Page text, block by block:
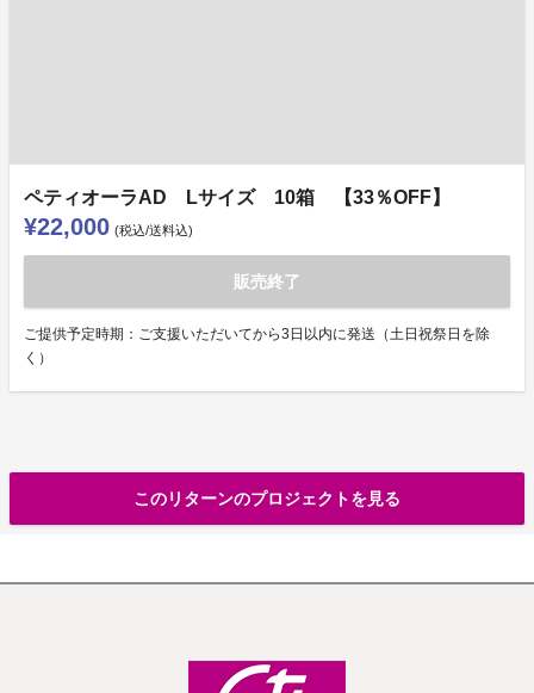
ペティオーラAD Lサイズ 10箱 【33％OFF】
¥22,000 (税込/送料込)
販売終了
ご提供予定時期：ご支援いただいてから3日以内に発送（土日祝祭日を除
く）
このリターンのプロジェクトを見る